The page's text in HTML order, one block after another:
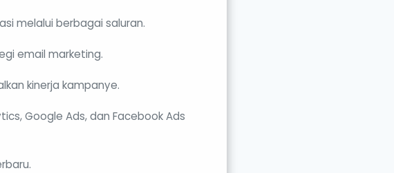
melalui berbagai saluran.
email marketing.
kinerja kampanye.
Google Ads, dan Facebook Ads